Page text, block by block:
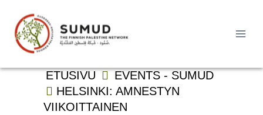
sisältöön
Haku:
ETUSIVU
EVENTS - SUMUD
HELSINKI: AMNESTYN
VIIKOITTAINEN